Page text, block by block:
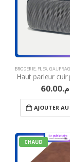
BRODERIE, FLEX,GAUFRAGE ET
60.00
AJOUTER
CHAUD